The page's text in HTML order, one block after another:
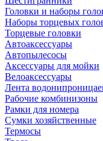
Головки и наборы
Наборы торцевых
Торцевые головки
Автоаксессуары
Автопылесосы
Аксессуары для мойки
Велоаксессуары
Лента
Рабочие комбинизоны
Рамки для номера
Сумки хозяйственные
Термосы